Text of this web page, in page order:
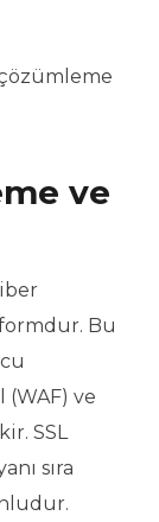
çözümleme
ve
Bu
ve
SSL
sıra